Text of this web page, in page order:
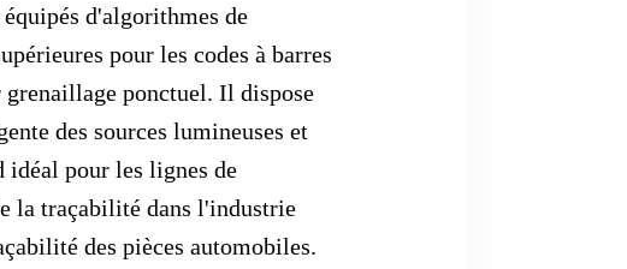
d'algorithmes de
pour les codes à barres
ponctuel. Il dispose
des sources lumineuses et
idéal pour les lignes de
la traçabilité dans l'industrie
des pièces automobiles.